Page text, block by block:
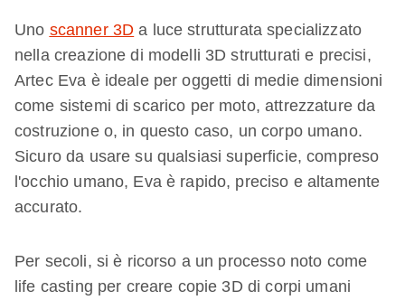
Uno scanner 3D a luce strutturata specializzato
nella creazione di modelli 3D strutturati e precisi,
Artec Eva è ideale per oggetti di medie dimensioni
come sistemi di scarico per moto, attrezzature da
costruzione o, in questo caso, un corpo umano.
Sicuro da usare su qualsiasi superficie, compreso
l'occhio umano, Eva è rapido, preciso e altamente
accurato.
Per secoli, si è ricorso a un processo noto come
life casting per creare copie 3D di corpi umani